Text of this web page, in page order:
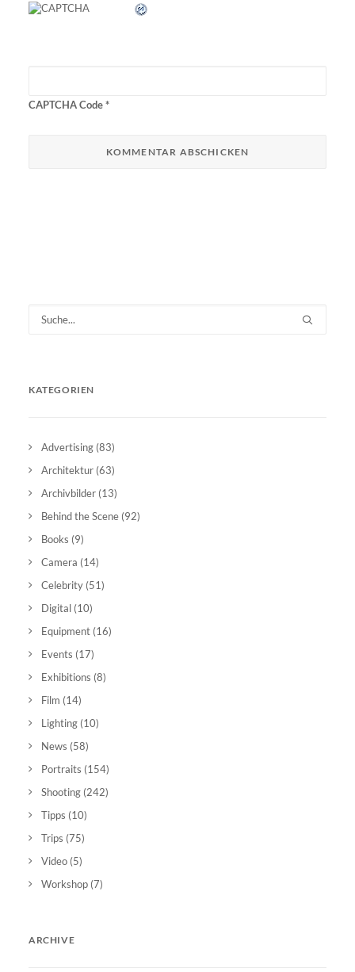
CAPTCHA Code*
KATEGORIEN
Advertising (83)
Architektur (63)
Archivbilder (13)
Behind the Scene (92)
Books (9)
Camera (14)
Celebrity (51)
Digital (10)
Equipment (16)
Events (17)
Exhibitions (8)
Film (14)
Lighting (10)
News (58)
Portraits (154)
Shooting (242)
Tipps (10)
Trips (75)
Video (5)
Workshop (7)
ARCHIVE